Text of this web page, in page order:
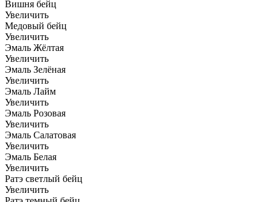
Вишня бейц
Увеличить
Медовый бейц
Увеличить
Эмаль Жёлтая
Увеличить
Эмаль Зелёная
Увеличить
Эмаль Лайм
Увеличить
Эмаль Розовая
Увеличить
Эмаль Салатовая
Увеличить
Эмаль Белая
Увеличить
Ратэ светлый бейц
Увеличить